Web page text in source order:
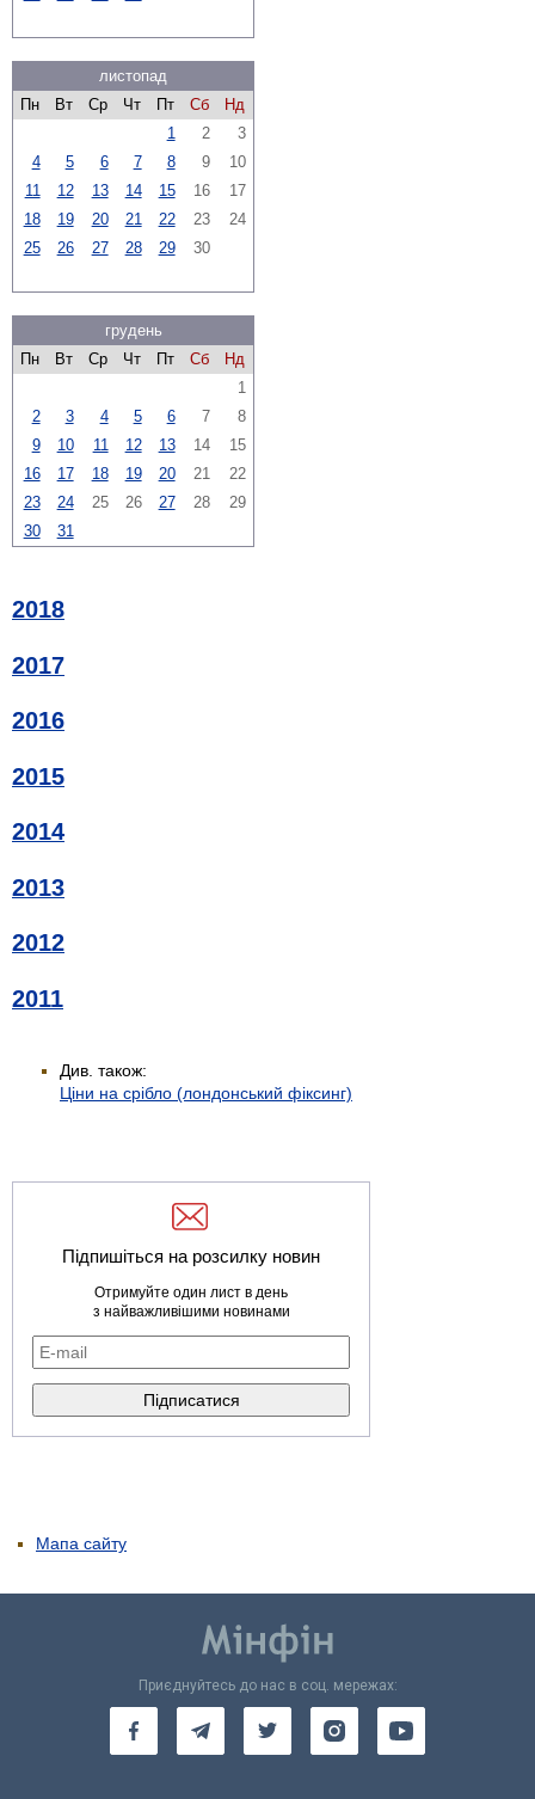
листопад
Пн
Вт Ср Чт Пт Сб
Нд
1
2
3
4
5 6 7 8 9
10
11
12 13 14 15 16
17
18
19 20 21 22 23
24
25
26 27 28 29 30
грудень
Пн
Вт Ср Чт Пт Сб
Нд
1
2
3 4 5 6 7
8
9
10 11 12 13 14
15
16
17 18 19 20 21
22
23
24 25 26 27 28
29
30
31
2018
2017
2016
2015
2014
2013
2012
2011
Див. також:
Ціни на срібло (лондонський фіксинг)
Підпишіться на розсилку новин
Отримуйте один лист в день
з найважливішими новинами
Мапа сайту
Приєднуйтесь до нас в соц. мережах: